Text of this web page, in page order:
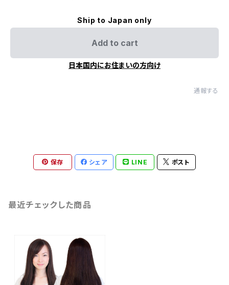
Ship to Japan only
Add to cart
日本国内にお住まいの方向け
通報する
保存 シェア LINE ポスト
最近チェックした商品